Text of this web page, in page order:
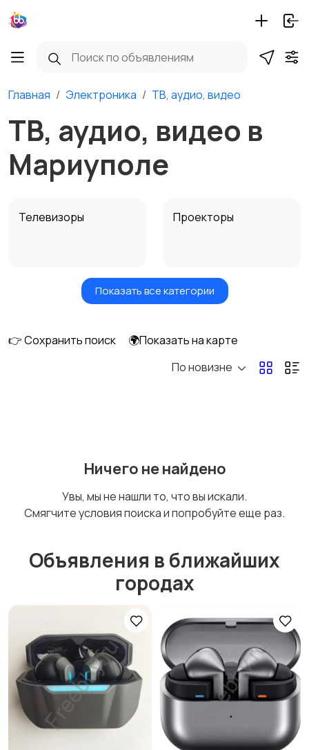
Главная Электроника ТВ, аудио, видео
ТВ, аудио, видео в
Мариуполе
Телевизоры Проекторы
Акустика, колонки,
Домашние
Музыкальные центры
портативное аудио
цифровое ТВ
ресиверы
Микрофоны
Аксессуары
Показать все категории
👉 Сохранить поиск
🌍Показать на карте
По новизне
Ничего не найдено
Увы, мы не нашли то, что вы искали.
Смягчите условия поиска и попробуйте еще раз.
Объявления в ближайших
городах